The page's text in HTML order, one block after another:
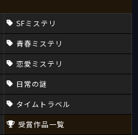
SFミステリ
青春ミステリ
恋愛ミステリ
日常の謎
タイムトラベル
受賞作品一覧